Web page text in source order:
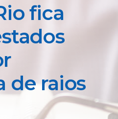
fica
de raios